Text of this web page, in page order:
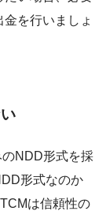
を行いましょ
NDD形式を採
形式なのか
は信頼性の